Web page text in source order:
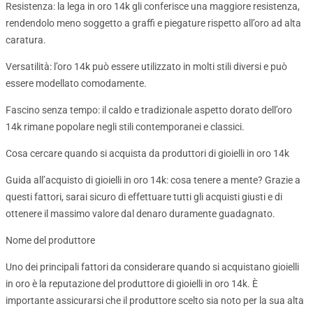
Resistenza: la lega in oro 14k gli conferisce una maggiore resistenza,
rendendolo meno soggetto a graffi e piegature rispetto all’oro ad alta
caratura.
Versatilità: l’oro 14k può essere utilizzato in molti stili diversi e può
essere modellato comodamente.
Fascino senza tempo: il caldo e tradizionale aspetto dorato dell’oro
14k rimane popolare negli stili contemporanei e classici.
Cosa cercare quando si acquista da produttori di gioielli in oro 14k
Guida all’acquisto di gioielli in oro 14k: cosa tenere a mente? Grazie a
questi fattori, sarai sicuro di effettuare tutti gli acquisti giusti e di
ottenere il massimo valore dal denaro duramente guadagnato.
Nome del produttore
Uno dei principali fattori da considerare quando si acquistano gioielli
in oro è la reputazione del produttore di gioielli in oro 14k. È
importante assicurarsi che il produttore scelto sia noto per la sua alta